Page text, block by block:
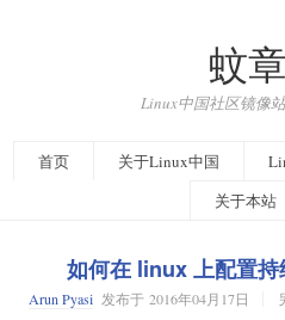
蚊
Linux中国社区镜像
首页 关于Linux中国
关于本站
如何在 linux 上配置
Arun Pyasi 发布于 2016年04月17日